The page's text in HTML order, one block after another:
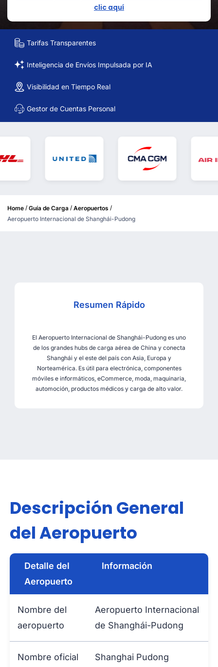
clic aquí
Tarifas Transparentes
Inteligencia de Envíos Impulsada por IA
Visibilidad en Tiempo Real
Gestor de Cuentas Personal
Home / Guía de Carga / Aeropuertos /
Aeropuerto Internacional de Shanghái-Pudong
Resumen Rápido
El Aeropuerto Internacional de Shanghái-Pudong es uno
de los grandes hubs de carga aérea de China y conecta
Shanghái y el este del país con Asia, Europa y
Norteamérica. Es útil para electrónica, componentes
móviles e informáticos, eCommerce, moda, maquinaria,
automoción, productos médicos y carga de alto valor.
Descripción General
del Aeropuerto
Detalle del
Aeropuerto
Información
Nombre del
aeropuerto
Aeropuerto Internacional
de Shanghái-Pudong
Nombre oficial
Shanghai Pudong